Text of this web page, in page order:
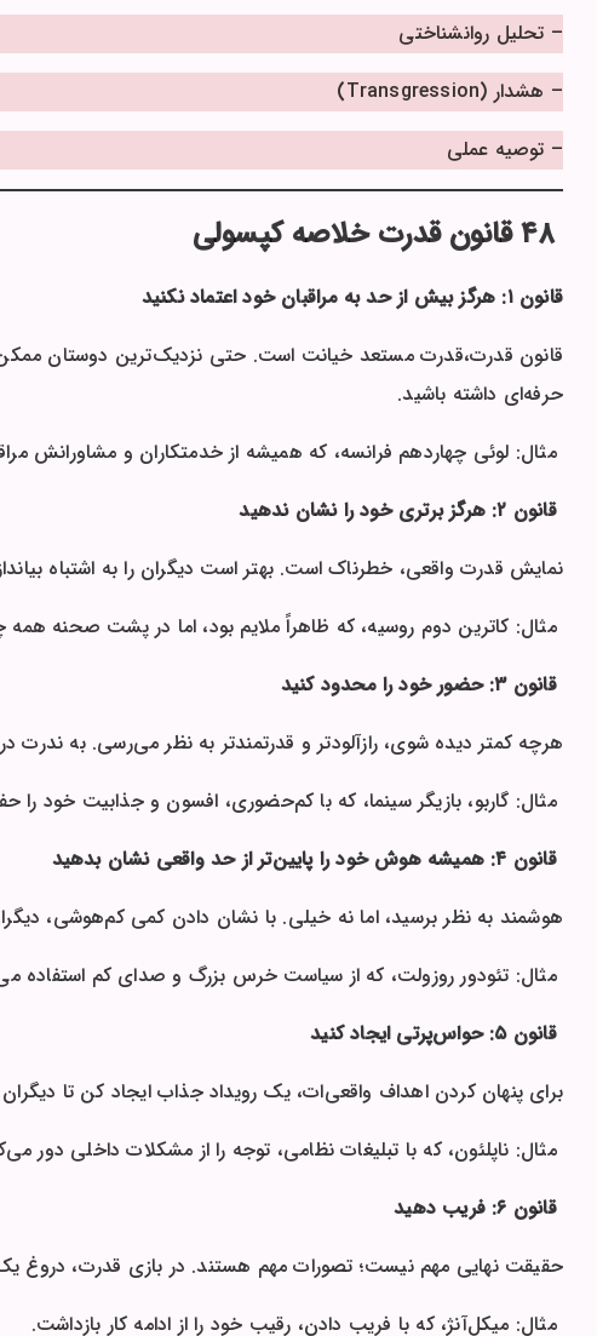
– تحلیل روانشناختی
– هشدار (Transgression)
– توصیه عملی
۴۸ قانون قدرت خلاصه کپسولی
قانون ۱: هرگز بیش از حد به مراقبان خود اعتماد نکنید
قانون قدرت،قدرت مستعد خیانت است. حتی نزدیک‌ترین دوستان
حرفه‌ای داشته باشید.
مثال: لوئی چهاردهم فرانسه، که همیشه از خدمتکاران و مشاورانش
قانون ۲: هرگز برتری خود را نشان ندهید
نمایش قدرت واقعی، خطرناک است. بهتر است دیگران را به اشتباه
مثال: کاترین دوم روسیه، که ظاهراً ملایم بود، اما در پشت صحنه همه
قانون ۳: حضور خود را محدود کنید
هرچه کمتر دیده شوی، رازآلودتر و قدرتمندتر به نظر می‌رسی. به ندرت
مثال: گاربو، بازیگر سینما، که با کم‌حضوری، افسون و جذابیت خود را
قانون ۴: همیشه هوش خود را پایین‌تر از حد واقعی نشان بدهید
هوشمند به نظر برسید، اما نه خیلی. با نشان دادن کمی کم‌هوشی،
مثال: تئودور روزولت، که از سیاست خرس بزرگ و صدای کم استفاده
قانون ۵: حواس‌پرتی ایجاد کنید
برای پنهان کردن اهداف واقعی‌ات، یک رویداد جذاب ایجاد کن تا
مثال: ناپلئون، که با تبلیغات نظامی، توجه را از مشکلات داخلی دور
قانون ۶: فریب دهید
حقیقت نهایی مهم نیست؛ تصورات مهم هستند. در بازی قدرت، دروغ یک
مثال: میکل‌آنژ، که با فریب دادن، رقیب خود را از ادامه کار بازداشت.